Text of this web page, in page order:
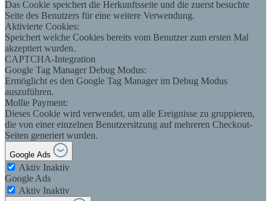
Das Cookie speichert die Herkunftsseite und die zuerst besuchte
Seite des Benutzers für eine weitere Verwendung.
Aktivierte Cookies:
Speichert welche Cookies bereits vom Benutzer zum ersten Mal
akzeptiert wurden.
CAPTCHA-Integration
Google Tag Manager Debug Modus:
Ermöglicht es den Google Tag Manager im Debug Modus
auszuführen.
Mollie Payment:
Dieses Cookie wird verwendet, um alle Ereignisse zu gruppieren,
die von einer einzelnen Benutzersitzung auf mehreren Checkout-
Seiten generiert wurden.
Google Ads
Aktiv Inaktiv
Google Ads
Aktiv Inaktiv